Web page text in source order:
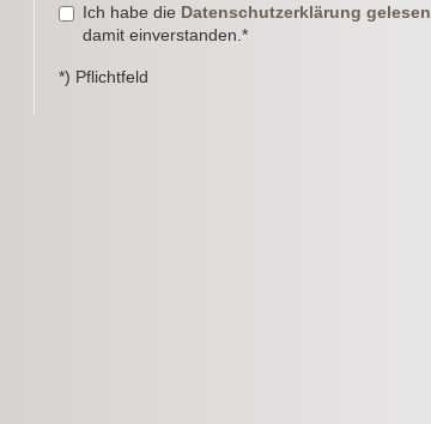
Ich habe die Datenschutzerklärung gelesen
damit einverstanden.*
*) Pflichtfeld